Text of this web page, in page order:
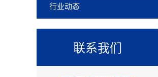
行业动态
联系我们